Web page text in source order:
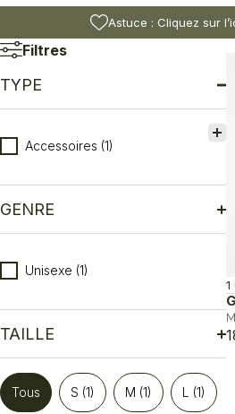
Astuce : Cliquez sur
Filtres
TYPE
Type
Accessoires (1)
GENRE
Genre
Unisexe (1)
TAILLE
Taille
Tous S (1) M (1) L (1)
1